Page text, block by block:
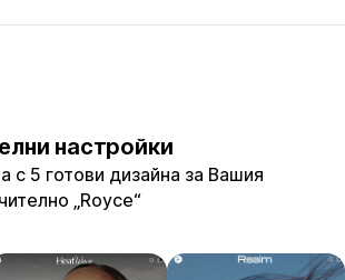
настройки
с 5 готови дизайна за Вашия
„Royce“